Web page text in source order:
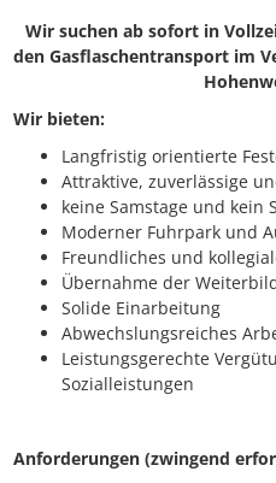
Wir suchen ab sofort in
den Gasflaschentransport im
Wir bieten:
Langfristig orientierte
Attraktive, zuverlässige
keine Samstage und kein
Moderner Fuhrpark und
Freundliches und
Übernahme der
Solide Einarbeitung
Abwechslungsreiches
Leistungsgerechte
Sozialleistungen
Anforderungen (zwingend